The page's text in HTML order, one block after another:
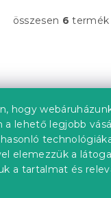
hogy
a lehető legjobb
elemezzük a
a tartalmat és
L
i
r
á
n
y
í
t
összesen 6 termék
az Ön számára
áruvisszaküldés